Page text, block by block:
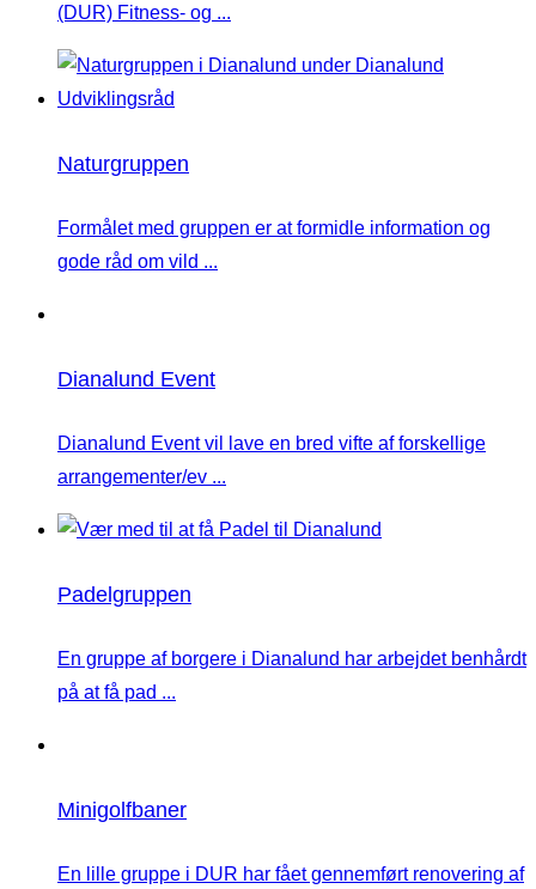
(DUR) Fitness- og ...
Naturgruppen
Formålet med gruppen er at formidle information og
gode råd om vild ...
Dianalund Event
Dianalund Event vil lave en bred vifte af forskellige
arrangementer/ev ...
Padelgruppen
En gruppe af borgere i Dianalund har arbejdet benhårdt
på at få pad ...
Minigolfbaner
En lille gruppe i DUR har fået gennemført renovering af